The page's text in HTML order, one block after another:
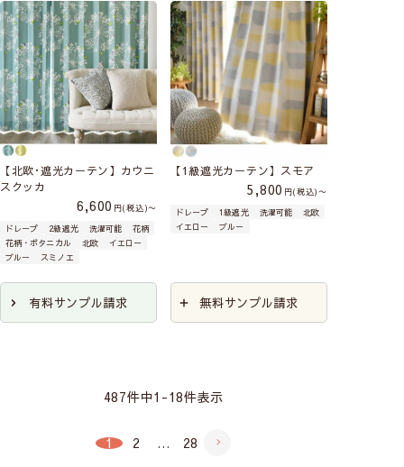
【北欧･遮光カーテン】カウニ
スクッカ
6,600 税込 〜
ドレープ
2級遮光 洗濯可能
花柄
花柄・ボタニカル
北欧
イエロー
ブルー
スミノエ
有料サンプル請求
【1級遮光カーテン】スモア
5,800 税込 〜
ドレープ
1級遮光 洗濯可能
北欧
イエロー
ブルー
無料サンプル請求
487件中1 -18件表示
1 2 … 28